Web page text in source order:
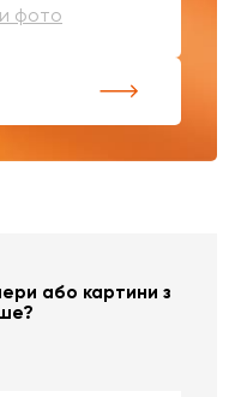
фото
або картини з